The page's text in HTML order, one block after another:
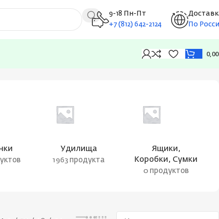
9-18 Пн-Пт
+7 (812) 642-2124
По
Удилища
1963 продукта
Ящики,
Коробки, Сумки
0 продуктов